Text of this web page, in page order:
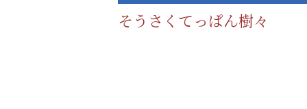
そうさくてっぱん樹々